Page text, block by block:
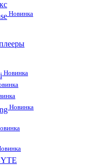
Новинка
Новинка
Новинка